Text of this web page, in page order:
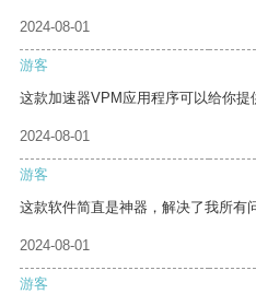
2024-08-01
游客
这款加速器VPM应用程序可以给你提
2024-08-01
游客
这款软件简直是神器，解决了我所有
2024-08-01
游客